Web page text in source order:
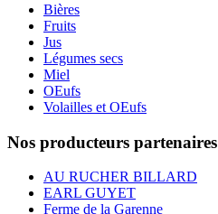
Bières
Fruits
Jus
Légumes secs
Miel
OEufs
Volailles et OEufs
Nos producteurs partenaires
AU RUCHER BILLARD
EARL GUYET
Ferme de la Garenne